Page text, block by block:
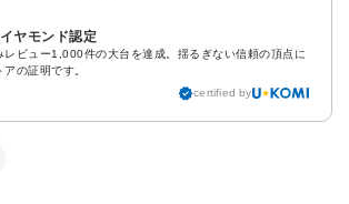
ヤモンド認定
レビュー1,000件の大台を達成。揺るぎない信頼の頂点に
の証明です。
certified by